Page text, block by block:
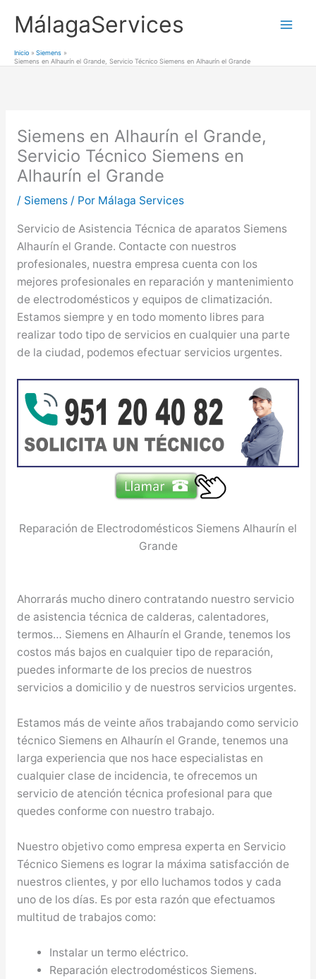
MálagaServices
Inicio
Siemens
Siemens en Alhaurín el Grande, Servicio Técnico Siemens en Alhaurín el Grande
Siemens en Alhaurín el Grande,
Servicio Técnico Siemens en
Alhaurín el Grande
/ Siemens/ Por Málaga Services
Servicio de Asistencia Técnica de aparatos Siemens
Alhaurín el Grande. Contacte con nuestros
profesionales, nuestra empresa cuenta con los
mejores profesionales en reparación y mantenimiento
de electrodomésticos y equipos de climatización.
Estamos siempre y en todo momento libres para
realizar todo tipo de servicios en cualquier una parte
de la ciudad, podemos efectuar servicios urgentes.
Reparación de Electrodomésticos Siemens Alhaurín el
Grande
Ahorrarás mucho dinero contratando nuestro servicio
de asistencia técnica de calderas, calentadores,
termos… Siemens en Alhaurín el Grande, tenemos los
costos más bajos en cualquier tipo de reparación,
puedes informarte de los precios de nuestros
servicios a domicilio y de nuestros servicios urgentes.
Estamos más de veinte años trabajando como servicio
técnico Siemens en Alhaurín el Grande, tenemos una
larga experiencia que nos hace especialistas en
cualquier clase de incidencia, te ofrecemos un
servicio de atención técnica profesional para que
quedes conforme con nuestro trabajo.
Nuestro objetivo como empresa experta en Servicio
Técnico Siemens es lograr la máxima satisfacción de
nuestros clientes, y por ello luchamos todos y cada
uno de los días. Es por esta razón que efectuamos
multitud de trabajos como:
Instalar un termo eléctrico.
Reparación electrodomésticos Siemens.